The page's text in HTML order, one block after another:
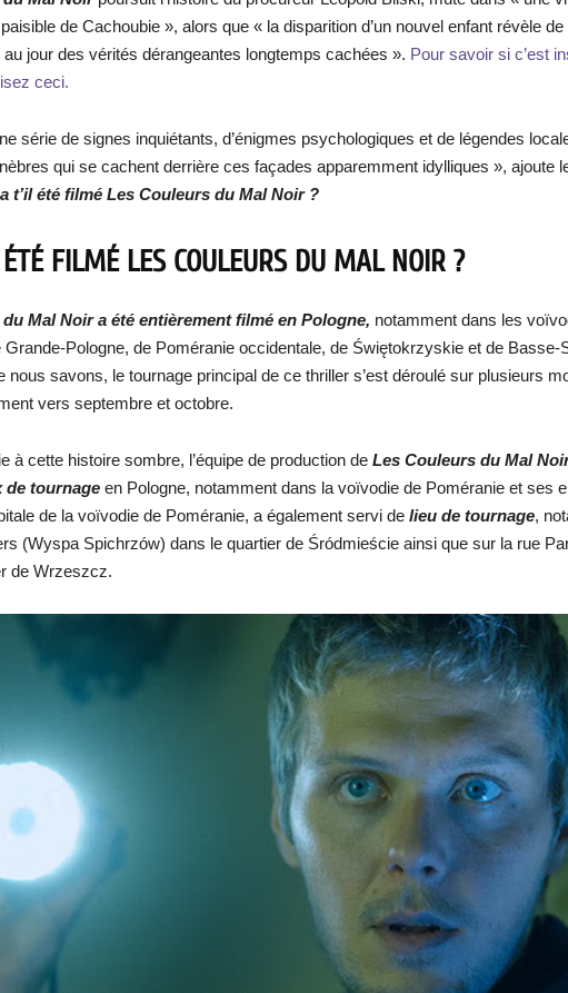
de Cachoubie », alors que « la disparition d’un nouvel enfant révèle
jour des vérités dérangeantes longtemps cachées ». Pour savoir si c’est
ceci.
série de signes inquiétants, d’énigmes psychologiques et de légendes
qui se cachent derrière ces façades apparemment idylliques », ajoute
t’il été filmé Les Couleurs du Mal Noir ?
FILMÉ LES COULEURS DU MAL NOIR ?
Mal Noir a été entièrement filmé en Pologne, notamment dans les
Grande-Pologne, de Poméranie occidentale, de Świętokrzyskie et de Basse-
nous savons, le tournage principal de ce thriller s’est déroulé sur plusieurs
vers septembre et octobre.
à cette histoire sombre, l’équipe de production de Les Couleurs du Mal
de tournage en Pologne, notamment dans la voïvodie de Poméranie et ses
de la voïvodie de Poméranie, a également servi de lieu de tournage,
(Wyspa Spichrzów) dans le quartier de Śródmieście ainsi que sur la rue
de Wrzeszcz.